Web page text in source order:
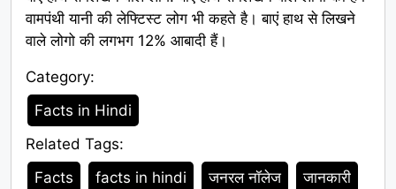
वामपंथी यानी की लेफ्टिस्ट लोग भी कहते है। बाएं हाथ से लिखने
वाले लोगो की लगभग 12% आबादी हैं।
Category:
Category
Facts in Hindi
Related Tags:
Tags
Facts facts in hindi जनरल नॉलेज जानकारी